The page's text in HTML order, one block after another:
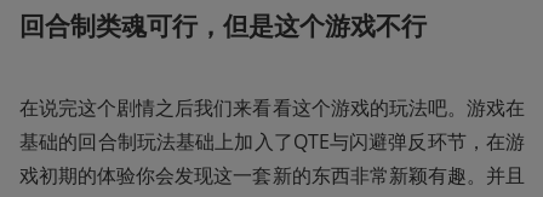
回合制类魂可行，但是这个游戏不行
在说完这个剧情之后我们来看看这个游戏的玩法吧。游戏在
基础的回合制玩法基础上加入了QTE与闪避弹反环节，在游
戏初期的体验你会发现这一套新的东西非常新颖有趣。并且